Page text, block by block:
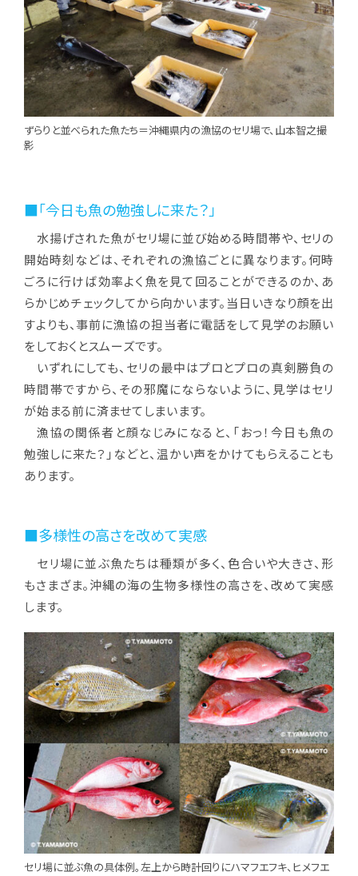
ずらりと並べられた魚たち＝沖縄県内の漁協のセリ場で、山本智之撮
影
■「今日も魚の勉強しに来た？」
水揚げされた魚がセリ場に並び始める時間帯や、セリの
開始時刻などは、それぞれの漁協ごとに異なります。何時
ごろに行けば効率よく魚を見て回ることができるのか、あ
らかじめチェックしてから向かいます。当日いきなり顔を出
すよりも、事前に漁協の担当者に電話をして見学のお願い
をしておくとスムーズです。
いずれにしても、セリの最中はプロとプロの真剣勝負の
時間帯ですから、その邪魔にならないように、見学はセリ
が始まる前に済ませてしまいます。
漁協の関係者と顔なじみになると、「おっ！今日も魚の
勉強しに来た？」などと、温かい声をかけてもらえることも
あります。
■多様性の高さを改めて実感
セリ場に並ぶ魚たちは種類が多く、色合いや大きさ、形
もさまざま。沖縄の海の生物多様性の高さを、改めて実感
します。
セリ場に並ぶ魚の具体例。左上から時計回りにハマフエフキ、ヒメフエ